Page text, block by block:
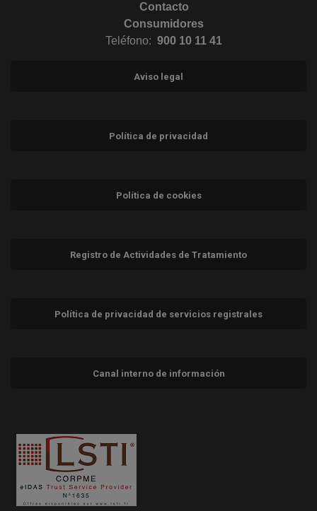
Contacto
Consumidores
Teléfono: 900 10 11 41
Aviso legal
Política de privacidad
Política de cookies
Registro de Actividades de Tratamiento
Política de privacidad de servicios registrales
Canal interno de información